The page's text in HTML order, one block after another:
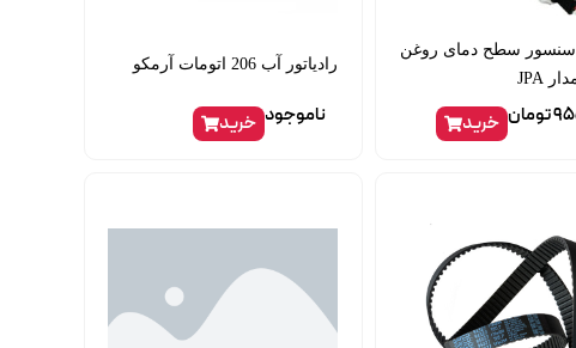
سطح دمای روغن
تومان خرید
رادیاتور آب 206 اتومات آرمکو
ناموجود خرید